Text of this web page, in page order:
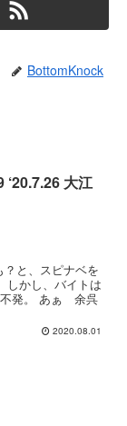
BottomKnock
‘20.7.26 大江
と、スピナベを
かし、バイトは
不発。 あぁ 余呉
2020.08.01